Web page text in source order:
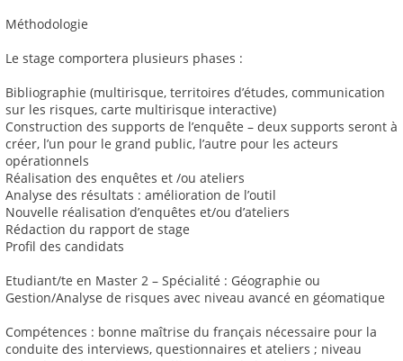
Méthodologie
Le stage comportera plusieurs phases :
Bibliographie (multirisque, territoires d’études, communication
sur les risques, carte multirisque interactive)
Construction des supports de l’enquête – deux supports seront à
créer, l’un pour le grand public, l’autre pour les acteurs
opérationnels
Réalisation des enquêtes et /ou ateliers
Analyse des résultats : amélioration de l’outil
Nouvelle réalisation d’enquêtes et/ou d’ateliers
Rédaction du rapport de stage
Profil des candidats
Etudiant/te en Master 2 – Spécialité : Géographie ou
Gestion/Analyse de risques avec niveau avancé en géomatique
Compétences : bonne maîtrise du français nécessaire pour la
conduite des interviews, questionnaires et ateliers ; niveau